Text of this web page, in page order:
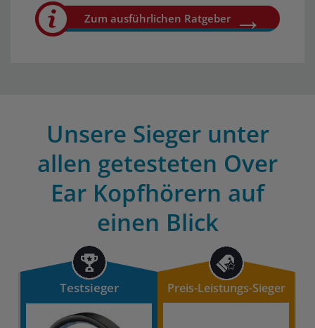
Zum ausführlichen Ratgeber
Unsere Sieger unter
allen getesteten Over
Ear Kopfhörern auf
einen Blick
Testsieger Preis-Leistungs-Sieger